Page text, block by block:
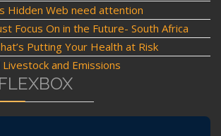
Hidden Web need attention
Focus On in the Future- South Africa
Putting Your Health at Risk
and Emissions